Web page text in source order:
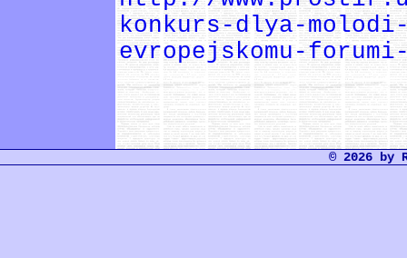
konkurs-dlya-
evropejskomu-
© 2026 by